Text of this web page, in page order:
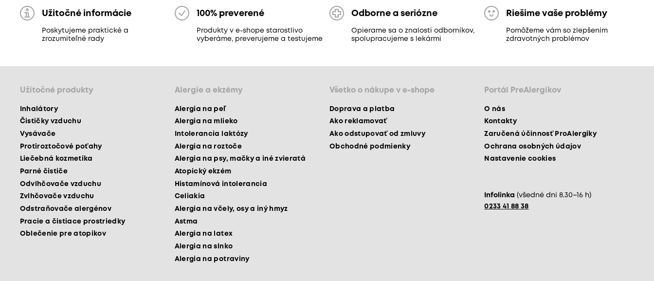
Užitočné informácie
Poskytujeme praktické a
zrozumiteľné rady
100% preverené
Produkty v e-shope starostlivo
vyberáme, preverujeme a testujeme
Odborne a seriózne
Opierame sa o znalosti odborníkov,
spolupracujeme s lekármi
Riešime vaše problémy
Pomôžeme vám so zlepšením
zdravotných problémov
Užitočné produkty
Inhalátory
Čističky vzduchu
Vysávače
Protiroztočové poťahy
Liečebná kozmetika
Parné čističe
Odvlhčovače vzduchu
Zvlhčovače vzduchu
Odstraňovače alergénov
Pracie a čistiace prostriedky
Oblečenie pre atopikov
Alergie a ekzémy
Alergia na peľ
Alergia na mlieko
Intolerancia laktózy
Alergia na roztoče
Alergia na psy, mačky a iné zvieratá
Atopický ekzém
Histamínová intolerancia
Celiakia
Alergia na včely, osy a iný hmyz
Astma
Alergia na latex
Alergia na slnko
Alergia na potraviny
Všetko o nákupe v e-shope
Doprava a platba
Ako reklamovať
Ako odstupovať od zmluvy
Obchodné podmienky
Portál PreAlergikov
O nás
Kontakty
Zaručená účinnosť ProAlergiky
Ochrana osobných údajov
Nastavenie cookies
Infolinka (všedné dni 8.30–16 h)
0233 41 88 38